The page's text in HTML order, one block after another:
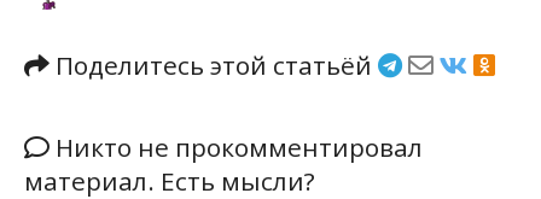
Поделитесь этой статьёй
Никто не прокомментировал
материал. Есть мысли?